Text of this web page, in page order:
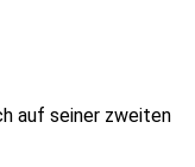
auf seiner zweiten